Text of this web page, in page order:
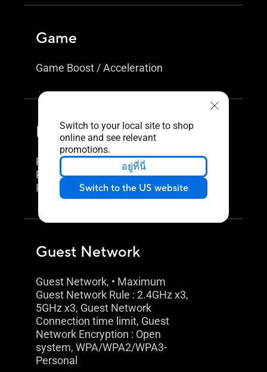
Switch to your local site to shop
online and see relevant
promotions.
อยู่ที่นี่
Switch to the US website
Game
Game Boost / Acceleration
Parental Control
Parental Control, Safe browsing,
Parental Control Customized
Internet schedule
Guest Network
Guest Network, • Maximum
Guest Network Rule : 2.4GHz x3,
5GHz x3, Guest Network
Connection time limit, Guest
Network Encryption : Open
system, WPA/WPA2/WPA3-
Personal